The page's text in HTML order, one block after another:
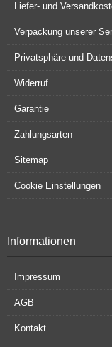
Liefer- und
Verpackung unserer
Privatsphäre und
Widerruf
Garantie
Zahlungsarten
Sitemap
Cookie Einstellungen
Informationen
Impressum
AGB
Kontakt